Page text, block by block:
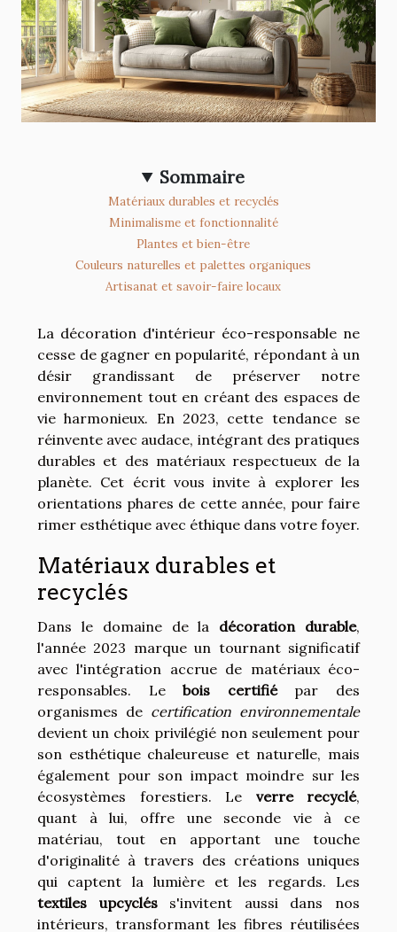
Sommaire
Matériaux durables et recyclés
Minimalisme et fonctionnalité
Plantes et bien-être
Couleurs naturelles et palettes organiques
Artisanat et savoir-faire locaux
La décoration d'intérieur éco-responsable ne
cesse de gagner en popularité, répondant à un
désir grandissant de préserver notre
environnement tout en créant des espaces de
vie harmonieux. En 2023, cette tendance se
réinvente avec audace, intégrant des pratiques
durables et des matériaux respectueux de la
planète. Cet écrit vous invite à explorer les
orientations phares de cette année, pour faire
rimer esthétique avec éthique dans votre foyer.
Matériaux durables et
recyclés
Dans le domaine de la décoration durable,
l'année 2023 marque un tournant significatif
avec l'intégration accrue de matériaux éco-
responsables. Lebois certifiépar des
organismes de certification environnementale
devient un choix privilégié non seulement pour
son esthétique chaleureuse et naturelle, mais
également pour son impact moindre sur les
écosystèmes forestiers. Le verre recyclé,
quant à lui, offre une seconde vie à ce
matériau, tout en apportant une touche
d'originalité à travers des créations uniques
qui captent la lumière et les regards. Les
textiles upcycléss'invitent aussi dans nos
intérieurs, transformant les fibres réutilisées